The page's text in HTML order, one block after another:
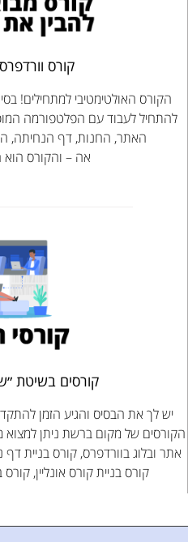
קורס
הקורס האולטימטיבי למתחילים!
להתחיל לעבוד עם הפלטפורמה
האתר, החנות, דף הנחיתה,
אה – והקורס הוא
קורסים בשיטת
יש לך את הבסיס והגיע הזמן
הקורסים של מקום ברשת ניתן למצוא
אתר ובלוג בוורדפרס, קורס בניית דף
קורס בניית קורס אונליין,